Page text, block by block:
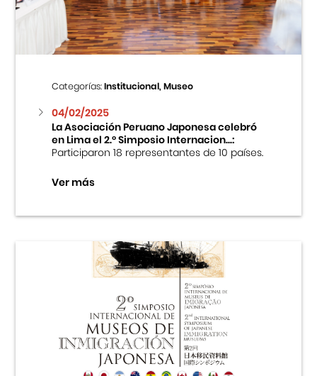
Categorías:Institucional, Museo
04/02/2025
La Asociación Peruano Japonesa celebró
en Lima el 2.º Simposio Internacion...:
Participaron 18 representantes de 10 países.
Ver más